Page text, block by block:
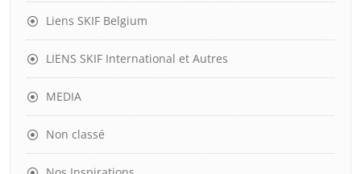
Liens SKIF Belgium
LIENS SKIF International et Autres
MEDIA
Non classé